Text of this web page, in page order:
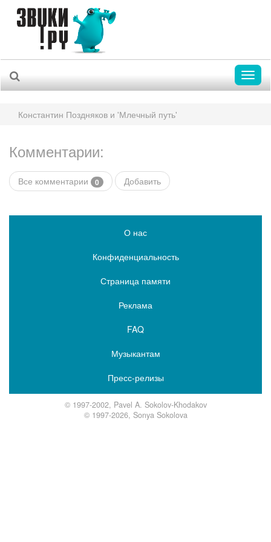
Константин Поздняков и 'Млечный путь'
Комментарии:
Все комментарии 0 Добавить
О нас
Конфиденциальность
Страница памяти
Реклама
FAQ
Музыкантам
Пресс-релизы
© 1997-2002, Pavel A. Sokolov-Khodakov
© 1997-2026, Sonya Sokolova